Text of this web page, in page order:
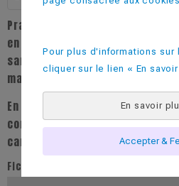
Pratique, réutilisable et
en polypropylène, de forme
sandwichs, salades mais aussi
maisons au micro-onde.
En cadeau d'entreprise pour les
communiquer sur une marque
campagne promotionnelle.
Fiche technique
Pour plus d'informations
cliquer sur le lien « En
En savoir
Accepter &